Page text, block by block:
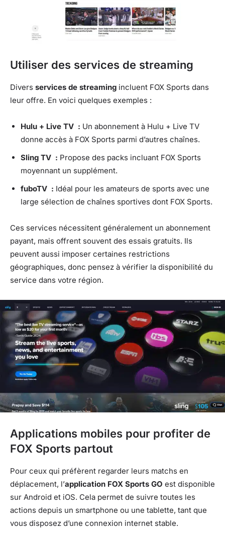
Utiliser des services de streaming
Divers services de streaming incluent FOX Sports dans
leur offre. En voici quelques exemples :
Hulu + Live TV : Un abonnement à Hulu + Live TV
donne accès à FOX Sports parmi d’autres chaînes.
Sling TV : Propose des packs incluant FOX Sports
moyennant un supplément.
fuboTV : Idéal pour les amateurs de sports avec une
large sélection de chaînes sportives dont FOX Sports.
Ces services nécessitent généralement un abonnement
payant, mais offrent souvent des essais gratuits. Ils
peuvent aussi imposer certaines restrictions
géographiques, donc pensez à vérifier la disponibilité du
service dans votre région.
Applications mobiles pour profiter de
FOX Sports partout
Pour ceux qui préfèrent regarder leurs matchs en
déplacement, l’application FOX Sports GO est disponible
sur Android et iOS. Cela permet de suivre toutes les
actions depuis un smartphone ou une tablette, tant que
vous disposez d’une connexion internet stable.